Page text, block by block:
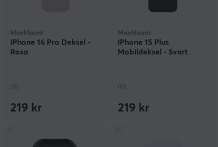
MaxMount
iPhone 16 Pro Deksel -
Rosa
(0)
219 kr
MaxMount
iPhone 15 Plus
Mobildeksel - Svart
(0)
219 kr